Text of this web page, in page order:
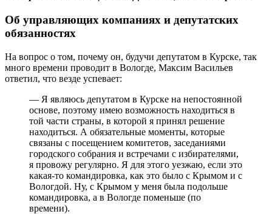
Об управляющих компаниях и депутатских
обязанностях
На вопрос о том, почему он, будучи депутатом в Курске, так
много времени проводит в Вологде, Максим Васильев
ответил, что везде успевает:
— Я являюсь депутатом в Курске на непостоянной
основе, поэтому имею возможность находиться в
той части страны, в которой я принял решение
находиться. А обязательные моменты, которые
связаны с посещением комитетов, заседаниями
городского собрания и встречами с избирателями,
я провожу регулярно. Я для этого уезжаю, если это
какая-то командировка, как это было с Крымом и с
Вологдой. Ну, с Крымом у меня была подольше
командировка, а в Вологде поменьше (по
времени).